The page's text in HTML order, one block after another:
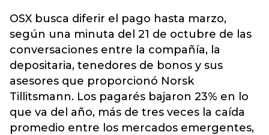
OSX busca diferir el pago hasta marzo,
según una minuta del 21 de octubre de las
conversaciones entre la compañía, la
depositaria, tenedores de bonos y sus
asesores que proporcionó Norsk
Tillitsmann. Los pagarés bajaron 23% en lo
que va del año, más de tres veces la caída
promedio entre los mercados emergentes,